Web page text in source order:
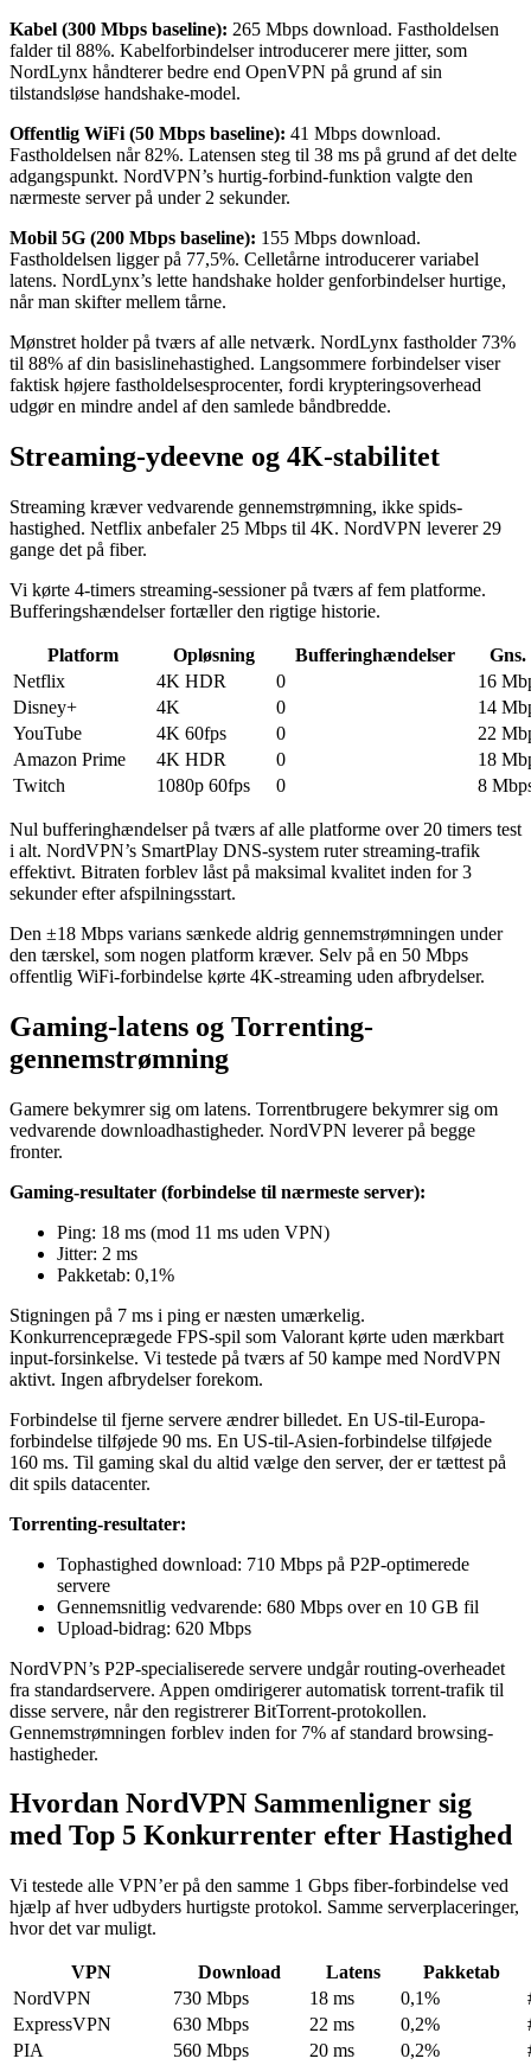
Kabel (300 Mbps baseline): 265 Mbps download. Fastholdelsen
falder til 88%. Kabelforbindelser introducerer mere jitter, som
NordLynx håndterer bedre end OpenVPN på grund af sin
tilstandsløse handshake-model.
Offentlig WiFi (50 Mbps baseline): 41 Mbps download.
Fastholdelsen når 82%. Latensen steg til 38 ms på grund af det delte
adgangspunkt. NordVPN’s hurtig-forbind-funktion valgte den
nærmeste server på under 2 sekunder.
Mobil 5G (200 Mbps baseline): 155 Mbps download.
Fastholdelsen ligger på 77,5%. Celletårne introducerer variabel
latens. NordLynx’s lette handshake holder genforbindelser hurtige,
når man skifter mellem tårne.
Mønstret holder på tværs af alle netværk. NordLynx fastholder 73%
til 88% af din basislinehastighed. Langsommere forbindelser viser
faktisk højere fastholdelsesprocenter, fordi krypteringsoverhead
udgør en mindre andel af den samlede båndbredde.
Streaming-ydeevne og 4K-stabilitet
Streaming kræver vedvarende gennemstrømning, ikke spids-
hastighed. Netflix anbefaler 25 Mbps til 4K. NordVPN leverer 29
gange det på fiber.
Vi kørte 4-timers streaming-sessioner på tværs af fem platforme.
Bufferingshændelser fortæller den rigtige historie.
Platform Opløsning Bufferinghændelser
Netflix
4K HDR 0
16
Disney+
4K 0
14
YouTube
4K 60fps 0
22
Amazon Prime
4K HDR 0
18
Twitch
1080p 60fps 0 8
Nul bufferinghændelser på tværs af alle platforme over 20 timers test
i alt. NordVPN’s SmartPlay DNS-system ruter streaming-trafik
effektivt. Bitraten forblev låst på maksimal kvalitet inden for 3
sekunder efter afspilningsstart.
Den ±18 Mbps varians sænkede aldrig gennemstrømningen under
den tærskel, som nogen platform kræver. Selv på en 50 Mbps
offentlig WiFi-forbindelse kørte 4K-streaming uden afbrydelser.
Gaming-latens og Torrenting-
gennemstrømning
Gamere bekymrer sig om latens. Torrentbrugere bekymrer sig om
vedvarende downloadhastigheder. NordVPN leverer på begge
fronter.
Gaming-resultater (forbindelse til nærmeste server):
Ping: 18 ms (mod 11 ms uden VPN)
Jitter: 2 ms
Pakketab: 0,1%
Stigningen på 7 ms i ping er næsten umærkelig.
Konkurrenceprægede FPS-spil som Valorant kørte uden mærkbart
input-forsinkelse. Vi testede på tværs af 50 kampe med NordVPN
aktivt. Ingen afbrydelser forekom.
Forbindelse til fjerne servere ændrer billedet. En US-til-Europa-
forbindelse tilføjede 90 ms. En US-til-Asien-forbindelse tilføjede
160 ms. Til gaming skal du altid vælge den server, der er tættest på
dit spils datacenter.
Torrenting-resultater:
Tophastighed download: 710 Mbps på P2P-optimerede
servere
Gennemsnitlig vedvarende: 680 Mbps over en 10 GB fil
Upload-bidrag: 620 Mbps
NordVPN’s P2P-specialiserede servere undgår routing-overheadet
fra standardservere. Appen omdirigerer automatisk torrent-trafik til
disse servere, når den registrerer BitTorrent-protokollen.
Gennemstrømningen forblev inden for 7% af standard browsing-
hastigheder.
Hvordan NordVPN Sammenligner sig
med Top 5 Konkurrenter efter Hastighed
Vi testede alle VPN’er på den samme 1 Gbps fiber-forbindelse ved
hjælp af hver udbyders hurtigste protokol. Samme serverplaceringer,
hvor det var muligt.
VPN Download Latens
Pakketab
NordVPN
730 Mbps 18 ms 0,1%
ExpressVPN
630 Mbps 22 ms 0,2%
PIA
560 Mbps 20 ms 0,2%